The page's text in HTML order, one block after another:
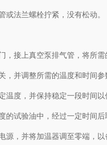
法兰螺栓拧紧，没有松动。
接上真空泵排气管，将所需
并调整所需的温度和时间参
度，并保持稳定一段时间以
试验油中，经过一定时间后
，并将加温器调至零端，以